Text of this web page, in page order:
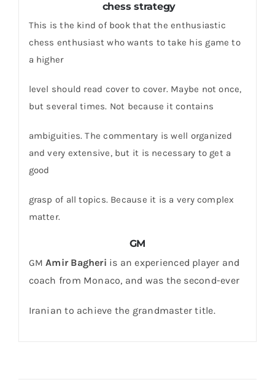
chess strategy
This is the kind of book that the enthusiastic
chess enthusiast who wants to take his game to
a higher
level should read cover to cover. Maybe not once,
but several times. Not because it contains
ambiguities. The commentary is well organized
and very extensive, but it is necessary to get a
good
grasp of all topics. Because it is a very complex
matter.
GM
GM Amir Bagheri is an experienced player and
coach from Monaco, and was the second-ever
Iranian to achieve the grandmaster title.